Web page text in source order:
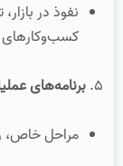
نفوذ در
کسب‌وکارهای
۵. برنامه‌های
مراحل خاص،